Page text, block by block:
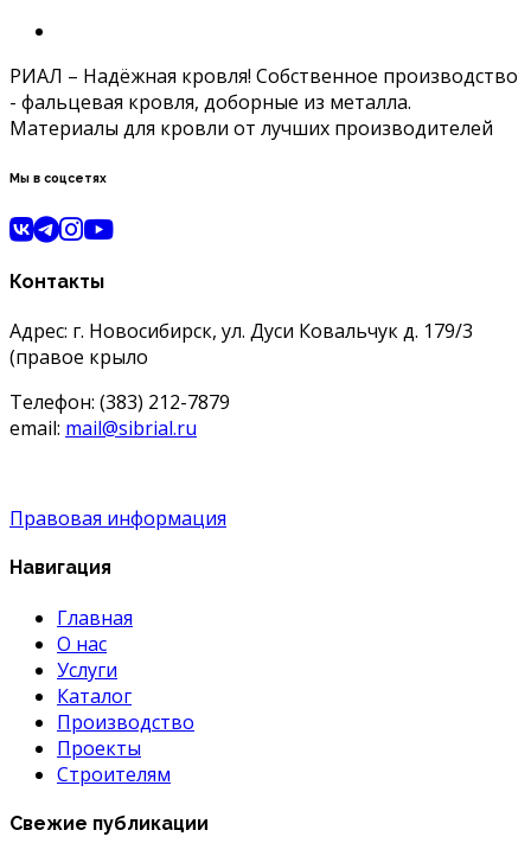
РИАЛ – Надёжная кровля! Собственное производство
- фальцевая кровля, доборные из металла.
Материалы для кровли от лучших производителей
Мы в соцсетях
Контакты
Адрес: г. Новосибирск, ул. Дуси Ковальчук д. 179/3
(правое крыло
Телефон: (383) 212-7879
email: mail@sibrial.ru
Правовая информация
Навигация
Главная
О нас
Услуги
Каталог
Производство
Проекты
Строителям
Свежие публикации